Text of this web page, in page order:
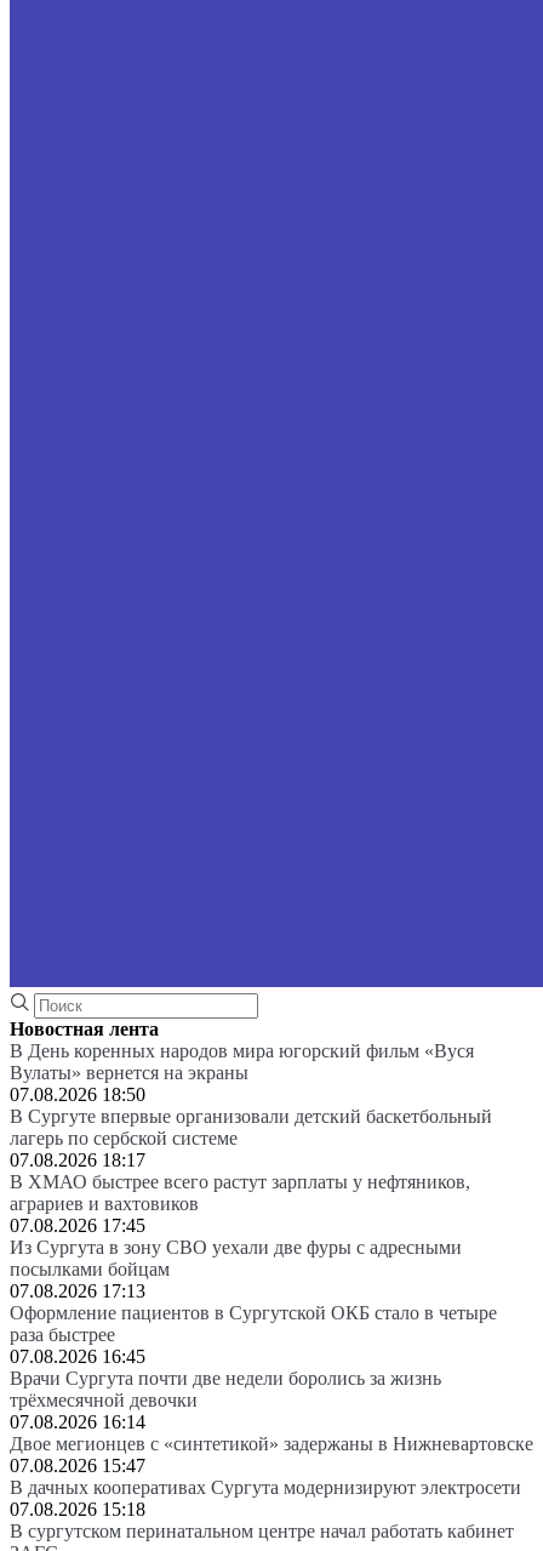
Новостная лента
В День коренных народов мира югорский фильм «Вуся
Вулаты» вернется на экраны
07.08.2026 18:50
В Сургуте впервые организовали детский баскетбольный
лагерь по сербской системе
07.08.2026 18:17
В ХМАО быстрее всего растут зарплаты у нефтяников,
аграриев и вахтовиков
07.08.2026 17:45
Из Сургута в зону СВО уехали две фуры с адресными
посылками бойцам
07.08.2026 17:13
Оформление пациентов в Сургутской ОКБ стало в четыре
раза быстрее
07.08.2026 16:45
Врачи Сургута почти две недели боролись за жизнь
трёхмесячной девочки
07.08.2026 16:14
Двое мегионцев с «синтетикой» задержаны в Нижневартовске
07.08.2026 15:47
В дачных кооперативах Сургута модернизируют электросети
07.08.2026 15:18
В сургутском перинатальном центре начал работать кабинет